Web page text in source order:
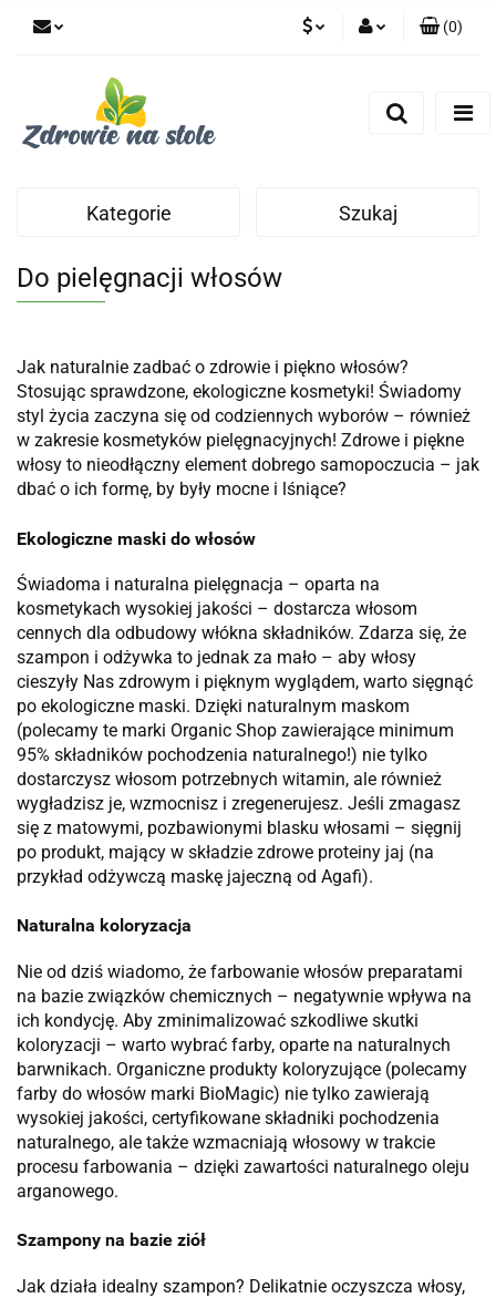
(0)
Kategorie Szukaj
Do pielęgnacji włosów
Jak naturalnie zadbać o zdrowie i piękno włosów?
Stosując sprawdzone, ekologiczne kosmetyki! Świadomy
styl życia zaczyna się od codziennych wyborów – również
w zakresie kosmetyków pielęgnacyjnych! Zdrowe i piękne
włosy to nieodłączny element dobrego samopoczucia – jak
dbać o ich formę, by były mocne i lśniące?
Ekologiczne maski do włosów
Świadoma i naturalna pielęgnacja – oparta na
kosmetykach wysokiej jakości – dostarcza włosom
cennych dla odbudowy włókna składników. Zdarza się, że
szampon i odżywka to jednak za mało – aby włosy
cieszyły Nas zdrowym i pięknym wyglądem, warto sięgnąć
po ekologiczne maski. Dzięki naturalnym maskom
(polecamy te marki Organic Shop zawierające minimum
95% składników pochodzenia naturalnego!) nie tylko
dostarczysz włosom potrzebnych witamin, ale również
wygładzisz je, wzmocnisz i zregenerujesz. Jeśli zmagasz
się z matowymi, pozbawionymi blasku włosami – sięgnij
po produkt, mający w składzie zdrowe proteiny jaj (na
przykład odżywczą maskę jajeczną od Agafi).
Naturalna koloryzacja
Nie od dziś wiadomo, że farbowanie włosów preparatami
na bazie związków chemicznych – negatywnie wpływa na
ich kondycję. Aby zminimalizować szkodliwe skutki
koloryzacji – warto wybrać farby, oparte na naturalnych
barwnikach. Organiczne produkty koloryzujące (polecamy
farby do włosów marki BioMagic) nie tylko zawierają
wysokiej jakości, certyfikowane składniki pochodzenia
naturalnego, ale także wzmacniają włosowy w trakcie
procesu farbowania – dzięki zawartości naturalnego oleju
arganowego.
Szampony na bazie ziół
Jak działa idealny szampon? Delikatnie oczyszcza włosy,